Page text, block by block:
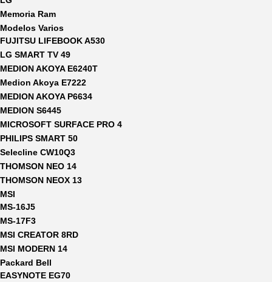
Memoria Ram
Modelos Varios
FUJITSU LIFEBOOK A530
LG SMART TV 49
MEDION AKOYA E6240T
Medion Akoya E7222
MEDION AKOYA P6634
MEDION S6445
MICROSOFT SURFACE PRO 4
PHILIPS SMART 50
Selecline CW10Q3
THOMSON NEO 14
THOMSON NEOX 13
MSI
MS-16J5
MS-17F3
MSI CREATOR 8RD
MSI MODERN 14
Packard Bell
EASYNOTE EG70